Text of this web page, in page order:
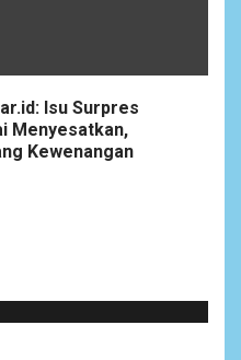
Isu Surpres
Menyesatkan,
Kewenangan